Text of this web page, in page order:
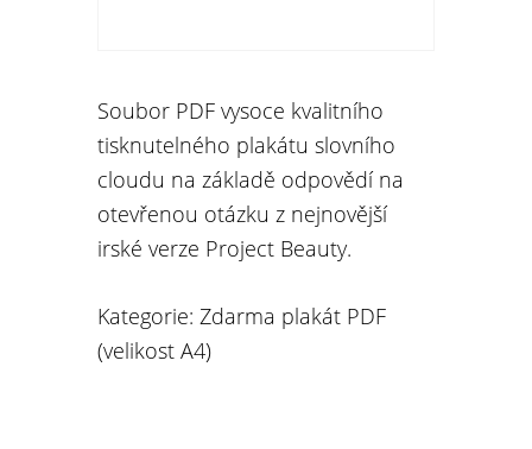
Soubor PDF vysoce kvalitního
tisknutelného plakátu slovního
cloudu na základě odpovědí na
otevřenou otázku z nejnovější
irské verze Project Beauty.
Kategorie:Zdarma plakát PDF
(velikost A4)